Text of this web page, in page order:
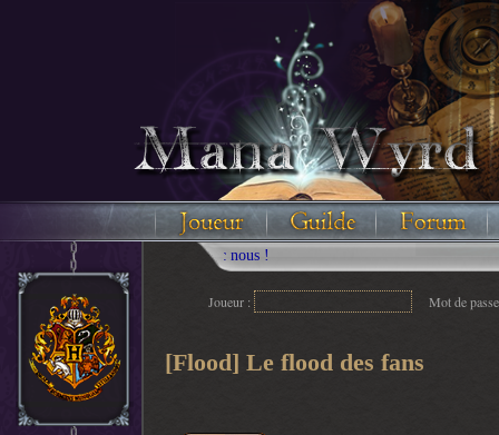
Joueur : Mot de
[Flood] Le flood des fans